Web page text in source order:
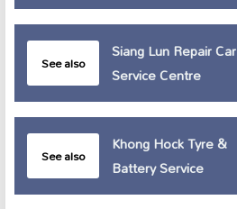
See also
Siang Lun Repair Car
Service Centre
See also
Khong Hock Tyre &
Battery Service